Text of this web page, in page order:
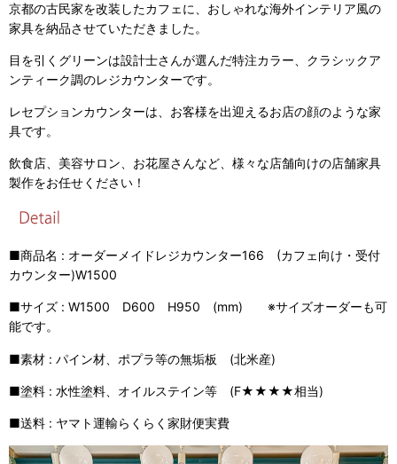
京都の古民家を改装したカフェに、おしゃれな海外インテリア風の
家具を納品させていただきました。
目を引くグリーンは設計士さんが選んだ特注カラー、クラシックア
ンティーク調のレジカウンターです。
レセプションカウンターは、お客様を出迎えるお店の顔のような家
具です。
飲食店、美容サロン、お花屋さんなど、様々な店舗向けの店舗家具
製作をお任せください！
■商品名 : オーダーメイドレジカウンター166 (カフェ向け・受付
カウンター)W1500
■サイズ : W1500 D600 H950 (mm) ※サイズオーダーも可
能です。
■素材 : パイン材、ポプラ等の無垢板 (北米産)
■塗料 : 水性塗料、オイルステイン等 (F★★★★相当)
■送料 : ヤマト運輸らくらく家財便実費